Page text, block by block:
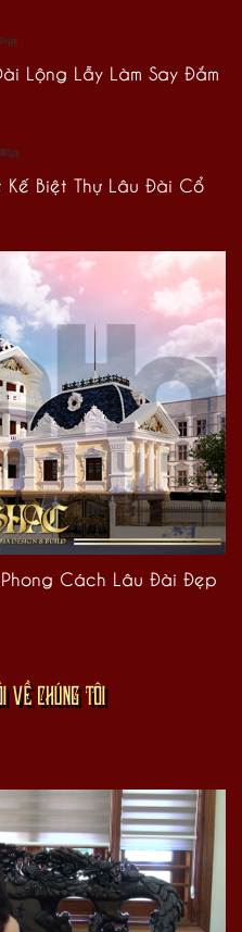
Lộng Lẫy Làm Say Đắm
Biệt Thự Lâu Đài Cổ
Cách Lâu Đài Đẹp
VỀ CHÚNG TÔI